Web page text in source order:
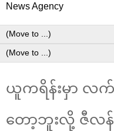
News Agency
ယူကရိန်းမှာ လ
တော့ဘူးလို့ ဇီလန်